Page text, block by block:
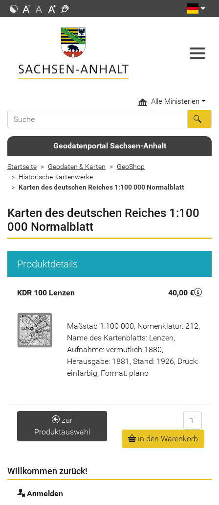
Alle Ministerien
Geodatenportal Sachsen-Anhalt
Startseite Geodaten & Karten
GeoShop
Historische Kartenwerke
Karten des deutschen Reiches 1:100 000 Normalblatt
Karten des deutschen Reiches 1:100
000 Normalblatt
Produktdetails
KDR 100 Lenzen 40,00 €
Maßstab 1:100 000, Nomenklatur: 212,
Name des Kartenblatts: Lenzen,
Aufnahme: vermutlich 1880,
Herausgabe: 1881, Stand: 1926, Druck:
einfarbig, Format: plano
zur
Produktauswahl
Anzahl
in den Warenkorb
Willkommen zurück!
Anmelden